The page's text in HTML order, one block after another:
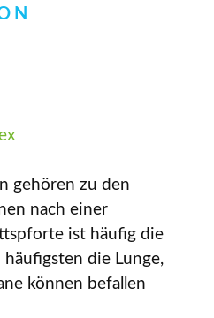
gehören zu den
nach einer
ist häufig die
die Lunge,
können befallen